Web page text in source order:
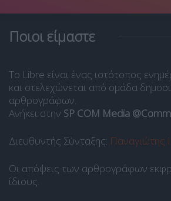
Ποιοι είμαστε
Το Libre είναι ένας ιστότοπος
και στελεχώνεται από ομάδα
αρθρογράφων.
Ανήκει στην SP COM Media
Διευθυντής Σύνταξης: Παναγιώτης
Οι απόψεις των αρθρογράφων
ίδιους.